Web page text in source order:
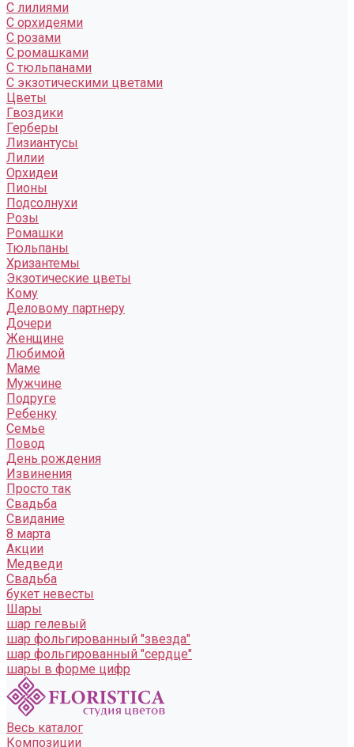
С лилиями
С орхидеями
С розами
С ромашками
С тюльпанами
С экзотическими цветами
Цветы
Гвоздики
Герберы
Лизиантусы
Лилии
Орхидеи
Пионы
Подсолнухи
Розы
Ромашки
Тюльпаны
Хризантемы
Экзотические цветы
Кому
Деловому партнеру
Дочери
Женщине
Любимой
Маме
Мужчине
Подруге
Ребенку
Семье
Повод
День рождения
Извинения
Просто так
Свадьба
Свидание
8 марта
Акции
Медведи
Свадьба
букет невесты
Шары
шар гелевый
шар фольгированный "звезда"
шар фольгированный "сердце"
шары в форме цифр
Весь каталог
Композиции